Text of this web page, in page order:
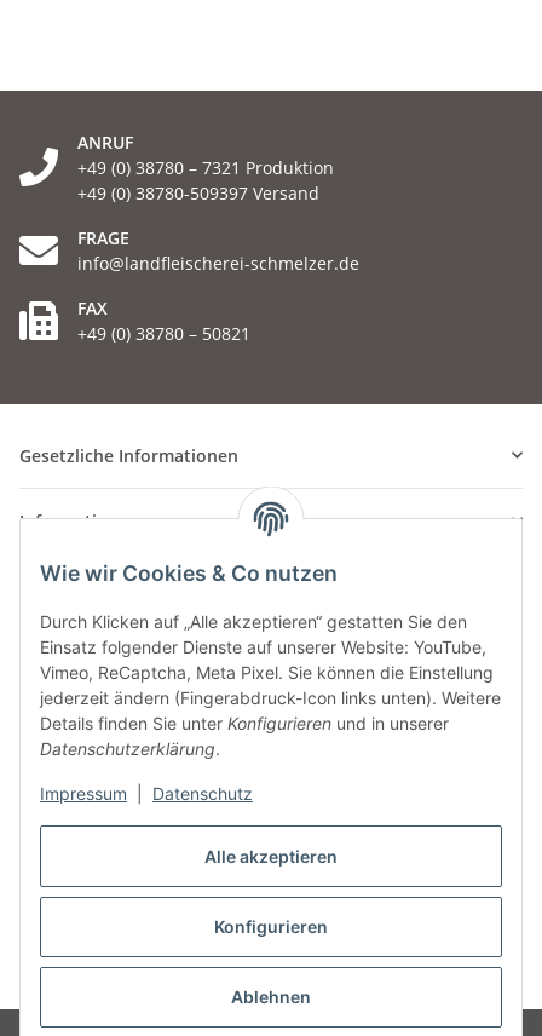
Alle akzeptieren
Konfigurieren
Ablehnen
Wie wir Cookies & Co nutzen
Durch Klicken auf „Alle akzeptieren“ gestatten Sie den
Einsatz folgender Dienste auf unserer Website: YouTube,
Vimeo, ReCaptcha, Meta Pixel. Sie können die Einstellung
jederzeit ändern (Fingerabdruck-Icon links unten). Weitere
Details finden Sie unter Konfigurieren und in unserer
Datenschutzerklärung.
Impressum Datenschutz
ANRUF
+49 (0) 38780 – 7321 Produktion
+49 (0) 38780-509397 Versand
FRAGE
info@landfleischerei-schmelzer.de
FAX
+49 (0) 38780 – 50821
Gesetzliche Informationen
Informationen